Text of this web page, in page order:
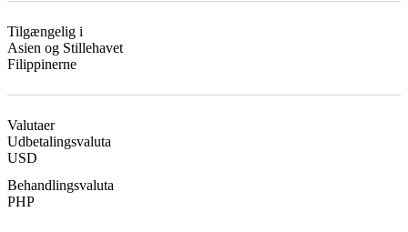
Tilgængelig i
Asien og Stillehavet
Filippinerne
Valutaer
Udbetalingsvaluta
USD
Behandlingsvaluta
PHP